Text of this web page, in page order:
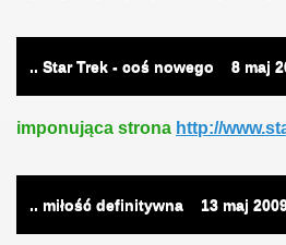
.. Star Trek - coś nowego 8 maj
imponująca strona http://
.. miłość definitywna 13 maj